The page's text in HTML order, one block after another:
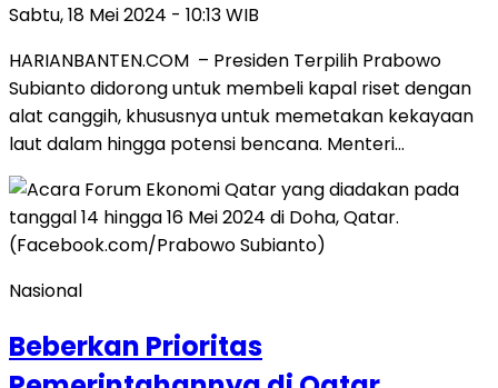
Sabtu, 18 Mei 2024 - 10:13 WIB
HARIANBANTEN.COM – Presiden Terpilih Prabowo
Subianto didorong untuk membeli kapal riset dengan
alat canggih, khususnya untuk memetakan kekayaan
laut dalam hingga potensi bencana. Menteri…
Nasional
Beberkan Prioritas